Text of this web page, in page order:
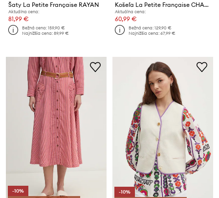
Šaty La Petite Française RAYAN
Aktuálna cena:
81,99 €
Bežná cena:159,90 €
Najnižšia cena:89,99 €
Košeľa La Petite Française CHARLES
Aktuálna cena:
60,99 €
Bežná cena:129,90 €
Najnižšia cena:67,99 €
-10%
-10%